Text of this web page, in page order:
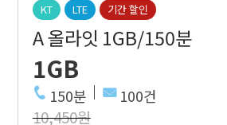
KT LTE 기간 할인
A 올라잇 1GB/150분
1GB
150분 100건
10,450원